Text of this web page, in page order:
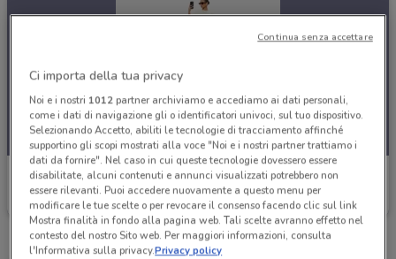
PittaRosso
Scade il 15/09 651 m
Ci importa della tua privacy
Noi e i nostri 1012partner archiviamo e accediamo ai dati personali,
come i dati di navigazione gli o identificatori univoci, sul tuo dispositivo.
Selezionando Accetto, abiliti le tecnologie di tracciamento affinché
supportino gli scopi mostrati alla voce "Noi e i nostri partner trattiamo i
dati da fornire". Nel caso in cui queste tecnologie dovessero essere
disabilitate, alcuni contenuti e annunci visualizzati potrebbero non
essere rilevanti. Puoi accedere nuovamente a questo menu per
modificare le tue scelte o per revocare il consenso facendo clic sul link
Mostra finalità in fondo alla pagina web. Tali scelte avranno effetto nel
contesto del nostro Sito web. Per maggiori informazioni, consulta
l'Informativa sulla privacy.Privacy policy
Continua senza accettare